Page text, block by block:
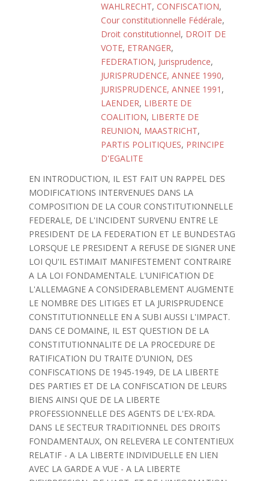
WAHLRECHT, CONFISCATION,
Cour constitutionnelle Fédérale,
Droit constitutionnel, DROIT DE
VOTE, ETRANGER,
FEDERATION, Jurisprudence,
JURISPRUDENCE, ANNEE 1990,
JURISPRUDENCE, ANNEE 1991 ,
LAENDER, LIBERTE DE
COALITION, LIBERTE DE
REUNION, MAASTRICHT,
PARTIS POLITIQUES, PRINCIPE
D'EGALITE
EN INTRODUCTION, IL EST FAIT UN RAPPEL DES
MODIFICATIONS INTERVENUES DANS LA
COMPOSITION DE LA COUR CONSTITUTIONNELLE
FEDERALE, DE L'INCIDENT SURVENU ENTRE LE
PRESIDENT DE LA FEDERATION ET LE BUNDESTAG
LORSQUE LE PRESIDENT A REFUSE DE SIGNER UNE
LOI QU'IL ESTIMAIT MANIFESTEMENT CONTRAIRE
A LA LOI FONDAMENTALE. L'UNIFICATION DE
L'ALLEMAGNE A CONSIDERABLEMENT AUGMENTE
LE NOMBRE DES LITIGES ET LA JURISPRUDENCE
CONSTITUTIONNELLE EN A SUBI AUSSI L'IMPACT.
DANS CE DOMAINE, IL EST QUESTION DE LA
CONSTITUTIONNALITE DE LA PROCEDURE DE
RATIFICATION DU TRAITE D'UNION, DES
CONFISCATIONS DE 1945-1949, DE LA LIBERTE
DES PARTIES ET DE LA CONFISCATION DE LEURS
BIENS AINSI QUE DE LA LIBERTE
PROFESSIONNELLE DES AGENTS DE L'EX-RDA.
DANS LE SECTEUR TRADITIONNEL DES DROITS
FONDAMENTAUX, ON RELEVERA LE CONTENTIEUX
RELATIF - A LA LIBERTE INDIVIDUELLE EN LIEN
AVEC LA GARDE A VUE - A LA LIBERTE